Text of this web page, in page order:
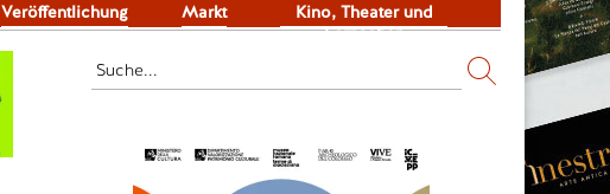
Veröffentlichung Markt
Kino, Theater und
Fernsehen